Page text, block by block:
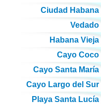
Ciudad Habana
Vedado
Habana Vieja
Cayo Coco
Cayo Santa María
Cayo Largo del Sur
Playa Santa Lucía